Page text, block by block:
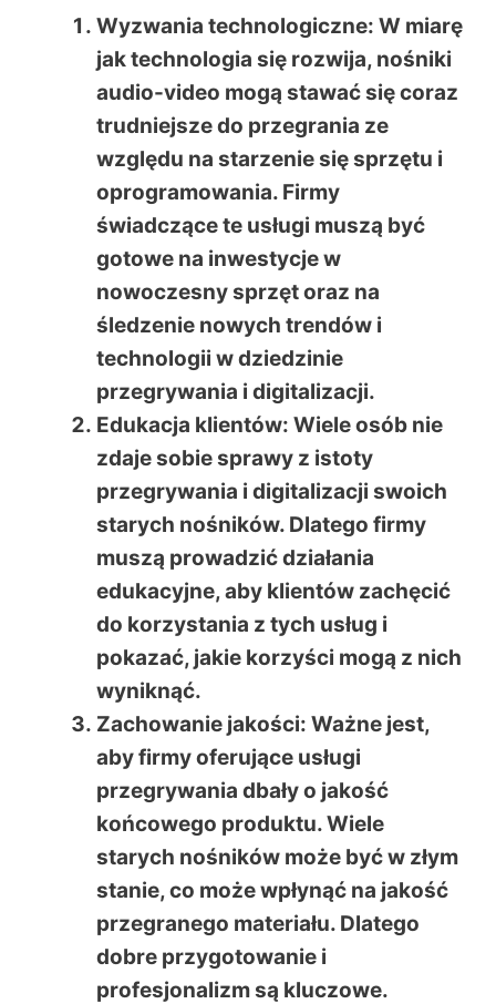
Wyzwania technologiczne: W miarę
jak technologia się rozwija, nośniki
audio-video mogą stawać się coraz
trudniejsze do przegrania ze
względu na starzenie się sprzętu i
oprogramowania. Firmy
świadczące te usługi muszą być
gotowe na inwestycje w
nowoczesny sprzęt oraz na
śledzenie nowych trendów i
technologii w dziedzinie
przegrywania i digitalizacji.
Edukacja klientów: Wiele osób nie
zdaje sobie sprawy z istoty
przegrywania i digitalizacji swoich
starych nośników. Dlatego firmy
muszą prowadzić działania
edukacyjne, aby klientów zachęcić
do korzystania z tych usług i
pokazać, jakie korzyści mogą z nich
wyniknąć.
Zachowanie jakości: Ważne jest,
aby firmy oferujące usługi
przegrywania dbały o jakość
końcowego produktu. Wiele
starych nośników może być w złym
stanie, co może wpłynąć na jakość
przegranego materiału. Dlatego
dobre przygotowanie i
profesjonalizm są kluczowe.